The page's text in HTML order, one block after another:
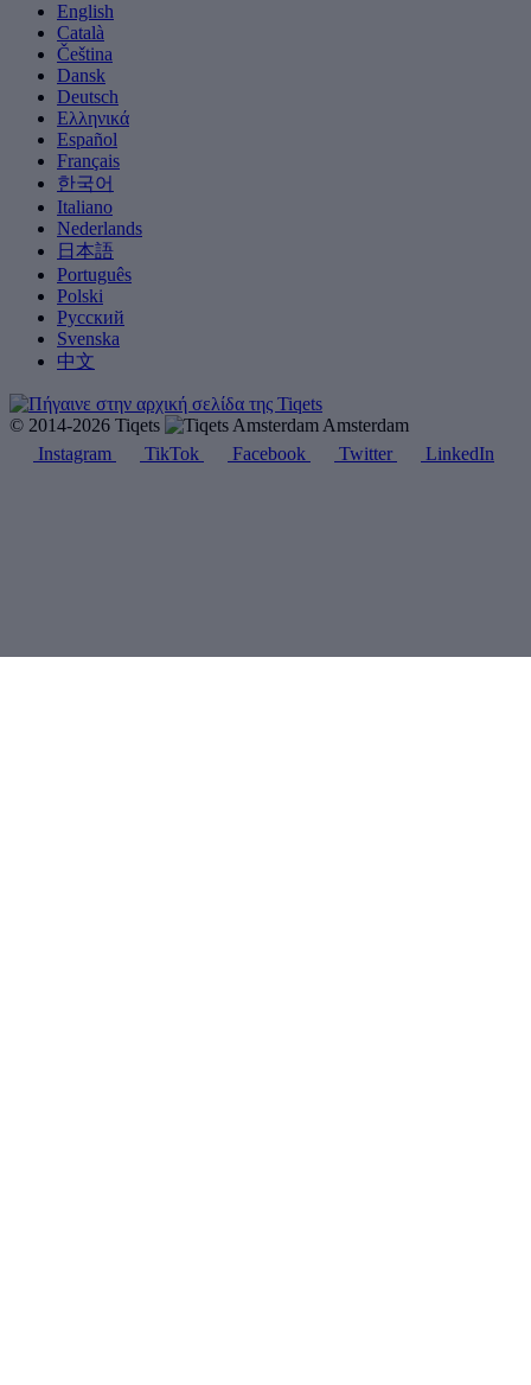
English
Català
Čeština
Dansk
Deutsch
Ελληνικά
Español
Français
한국어
Italiano
Nederlands
日本語
Português
Polski
Русский
Svenska
中文
© 2014-2026 Tiqets
Amsterdam
Instagram
TikTok Facebook Twitter LinkedIn